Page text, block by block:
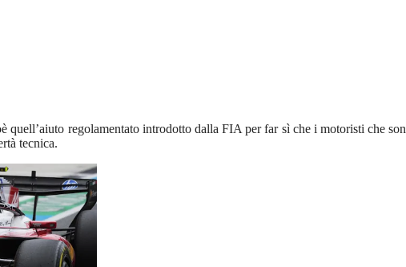
quell’aiuto regolamentato introdotto dalla FIA per far sì che i motoristi che
tecnica.